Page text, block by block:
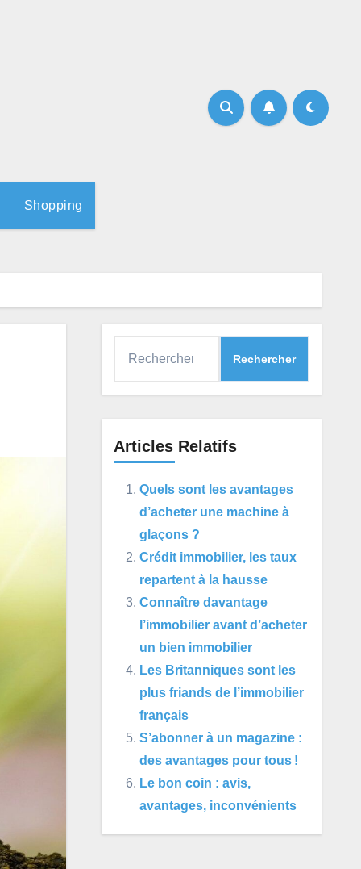
Shopping
Articles Relatifs
Quels sont les avantages
d’acheter une machine à
glaçons ?
Crédit immobilier, les taux
repartent à la hausse
Connaître davantage
l’immobilier avant d’acheter
un bien immobilier
Les Britanniques sont les
plus friands de l’immobilier
français
S’abonner à un magazine :
des avantages pour tous !
Le bon coin : avis,
avantages, inconvénients